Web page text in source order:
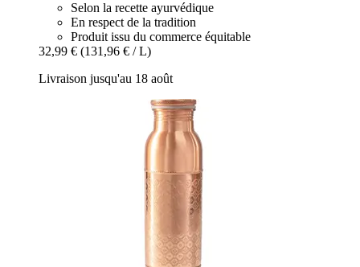
Selon la recette ayurvédique
En respect de la tradition
Produit issu du commerce équitable
32,99 € (131,96 € / L)
Livraison jusqu'au 18 août